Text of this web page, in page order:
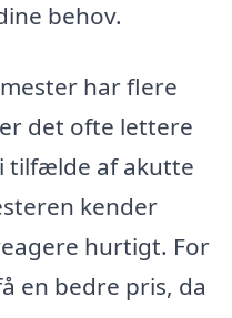
behov.
har flere
det ofte lettere
tilfælde af akutte
kender
hurtigt. For
en bedre pris, da